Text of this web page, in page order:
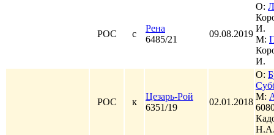
РОС с
Рена
6485/21
09.08.2019
О:
И.
М:
И.
РОС к
Цезарь-Рой
6351/19
02.01.2018
О:
М: